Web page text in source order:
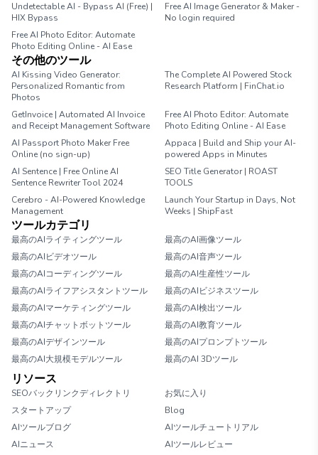
Undetectable AI - Bypass AI (Free) |
HIX Bypass
Free AI Image Generator & Maker -
No login required
Free AI Photo Editor: Automate
Photo Editing Online - AI Ease
その他のツール
AI Kissing Video Generator:
Personalized Romantic from
Photos
The Complete AI Powered Stock
Research Platform | FinChat.io
GetInvoice | Automated AI Invoice
and Receipt Management Software
Free AI Photo Editor: Automate
Photo Editing Online - AI Ease
AI Passport Photo Maker Free
Online (no sign-up)
Appaca | Build and Ship your AI-
powered Apps in Minutes
AI Sentence | Free Online AI
Sentence Rewriter Tool 2024
SEO Title Generator | ROAST
TOOLS
Cerebro - AI-Powered Knowledge
Management
Launch Your Startup in Days, Not
Weeks | ShipFast
ツールカテゴリ
最高のAIライティングツール
最高のAI画像ツール
最高のAIビデオツール
最高のAI音声ツール
最高のAIコーディングツール
最高のAI生産性ツール
最高のAIライフアシスタントツール
最高のAIビジネスツール
最高のAIマーケティングツール
最高のAI検出ツール
最高のAIチャットボットツール
最高のAI教育ツール
最高のAIデザインツール
最高のAIプロンプトツール
最高のAI大規模モデルツール
最高のAI 3Dツール
リソース
SEOバックリンクディレクトリ
お気に入り
スタートアップ
Blog
AIツールブログ
AIツールチュートリアル
AIニュース
AIツールレビュー